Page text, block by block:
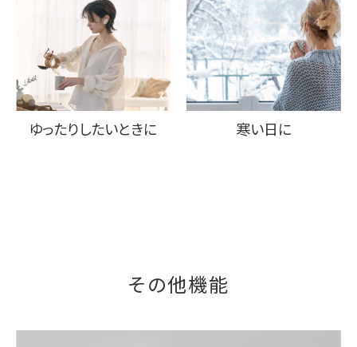
ゆったりしたいときに 寒い日に
その他機能